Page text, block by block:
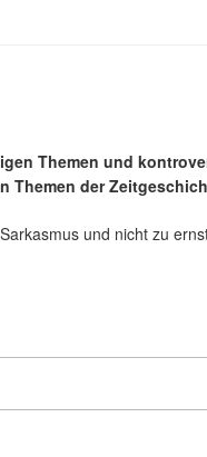
Themen und
Themen der
und nicht zu